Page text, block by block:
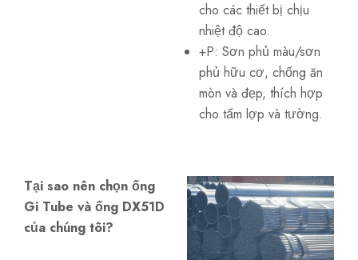
cho các thiết bị chịu
nhiệt độ cao.
+P: Sơn phủ màu/sơn
phủ hữu cơ, chống ăn
mòn và đẹp, thích hợp
cho tấm lợp và tường.
Tại sao nên chọn ống
Gi Tube và ống DX51D
của chúng tôi?